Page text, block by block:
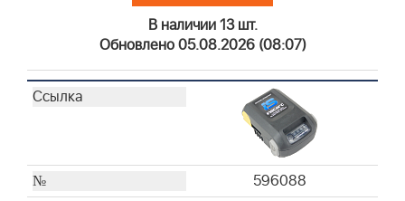
В наличии 13 шт.
Обновлено 05.08.2026 (08:07)
596088